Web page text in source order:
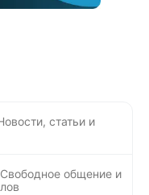
статьи и
Свободное общение и